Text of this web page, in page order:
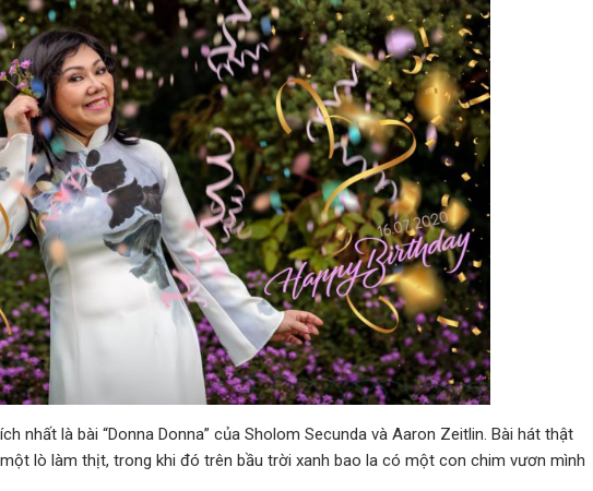
nhất là bài “Donna Donna” của Sholom Secunda và Aaron Zeitlin. Bài hát thật
lò làm thịt, trong khi đó trên bầu trời xanh bao la có một con chim vươn mình